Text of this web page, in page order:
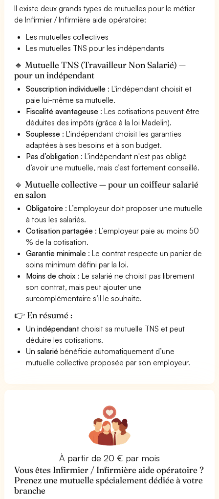
Il existe deux grands types de mutuelles pour le métier
de Infirmier / Infirmière aide opératoire:
Les mutuelles collectives
Les mutuelles TNS pour les indépendants
🔹 Mutuelle TNS (Travailleur Non Salarié) —
pour un indépendant
Souscription individuelle : L'indépendant choisit et
paie lui-même sa mutuelle.
Fiscalité avantageuse : Les cotisations peuvent être
déduites des impôts (grâce à la loi Madelin).
Souplesse : L'indépendant choisit les garanties
adaptées à ses besoins et à son budget.
Pas d’obligation : L'indépendant n'est pas obligé
d’avoir une mutuelle, mais c’est fortement conseillé.
🔹 Mutuelle collective — pour un coiffeur salarié
en salon
Obligatoire : L’employeur doit proposer une mutuelle
à tous les salariés.
Cotisation partagée : L’employeur paie au moins 50
% de la cotisation.
Garantie minimale : Le contrat respecte un panier de
soins minimum défini par la loi.
Moins de choix : Le salarié ne choisit pas librement
son contrat, mais peut ajouter une
surcomplémentaire s’il le souhaite.
👉 En résumé :
Unindépendant choisit sa mutuelle TNS et peut
déduire les cotisations.
Unsalarié bénéficie automatiquement d’une
mutuelle collective proposée par son employeur.
À partir de 20 € par mois
Vous êtes Infirmier / Infirmière aide opératoire ?
Prenez une mutuelle spécialement dédiée à votre
branche